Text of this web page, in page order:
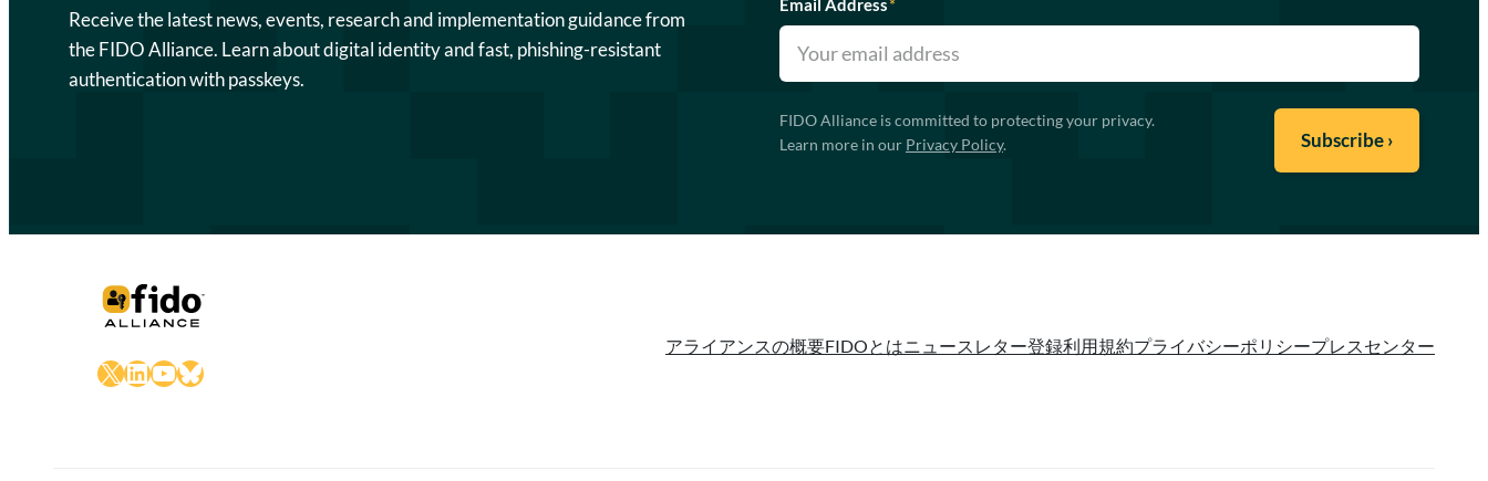
Receive the latest news, events, research and implementation guidance from
the FIDO Alliance. Learn about digital identity and fast, phishing-resistant
authentication with passkeys.
Email Address*
FIDO Alliance is committed to protecting your privacy.
Learn more in our Privacy Policy.
X LinkedIn
YouTube
Bluesky
アライアンスの概要FIDOとはニュースレター登録利用規約プライバシーポリシープレスセンター